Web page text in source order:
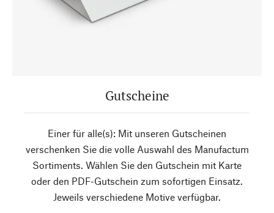
Gutscheine
Einer für alle(s): Mit unseren Gutscheinen
verschenken Sie die volle Auswahl des Manufactum
Sortiments. Wählen Sie den Gutschein mit Karte
oder den PDF-Gutschein zum sofortigen Einsatz.
Jeweils verschiedene Motive verfügbar.